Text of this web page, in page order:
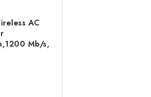
AC
Mb/s,